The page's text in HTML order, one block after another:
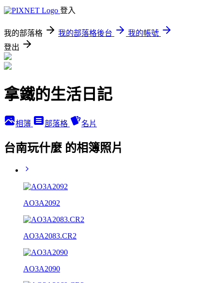
登入
我的部落格 我的部落格後台
我的帳號
登出
拿鐵的生活日記
相簿 部落格 名片
台南玩什麼 的相簿照片
AO3A2092
AO3A2083.CR2
AO3A2090